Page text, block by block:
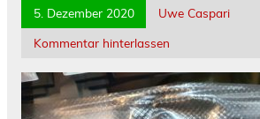
5. Dezember 2020
Uwe Caspari
Kommentar hinterlassen